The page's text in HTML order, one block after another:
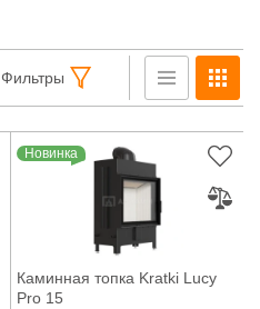
Фильтры
Новинка
Каминная топка Kratki Lucy
Pro 15